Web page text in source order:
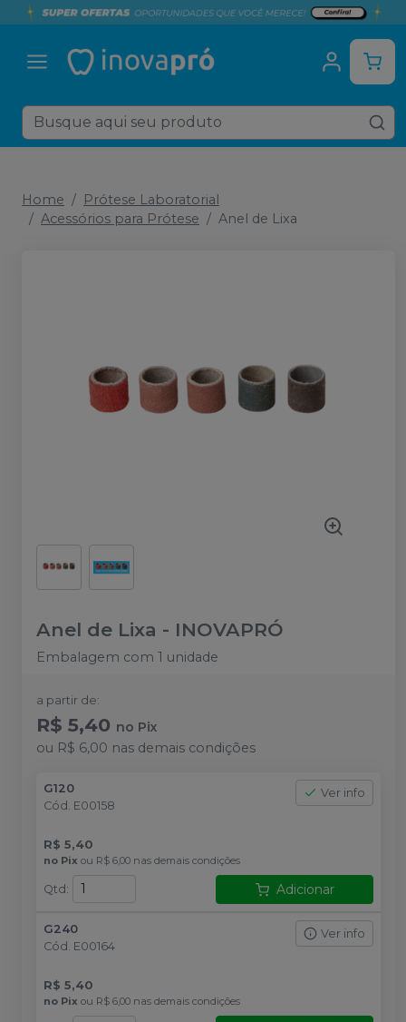
Home
Prótese Laboratorial
Acessórios para Prótese
Anel de Lixa
Anel de Lixa - INOVAPRÓ
Embalagem com 1 unidade
a partir de:
R$ 5,40 no Pix
ou R$ 6,00 nas demais condições
G120
Cód. E00158
Ver info
R$ 5,40
no Pix ou R$ 6,00 nas demais condições
Qtd : Adicionar
G240
Cód. E00164
Ver info
R$ 5,40
no Pix ou R$ 6,00 nas demais condições